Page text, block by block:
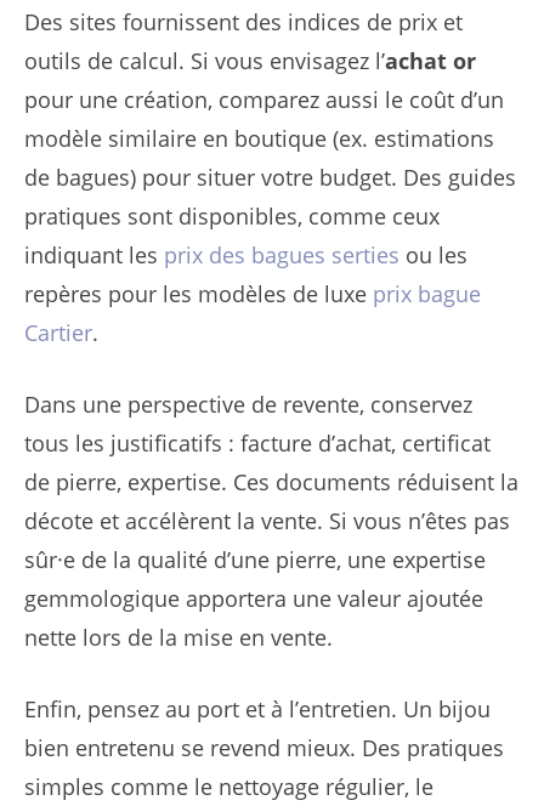
Des sites fournissent des indices de prix et
outils de calcul. Si vous envisagez l’achat or
pour une création, comparez aussi le coût d’un
modèle similaire en boutique (ex. estimations
de bagues) pour situer votre budget. Des guides
pratiques sont disponibles, comme ceux
indiquant les prix des bagues serties ou les
repères pour les modèles de luxe prix bague
Cartier.
Dans une perspective de revente, conservez
tous les justificatifs : facture d’achat, certificat
de pierre, expertise. Ces documents réduisent la
décote et accélèrent la vente. Si vous n’êtes pas
sûr·e de la qualité d’une pierre, une expertise
gemmologique apportera une valeur ajoutée
nette lors de la mise en vente.
Enfin, pensez au port et à l’entretien. Un bijou
bien entretenu se revend mieux. Des pratiques
simples comme le nettoyage régulier, le